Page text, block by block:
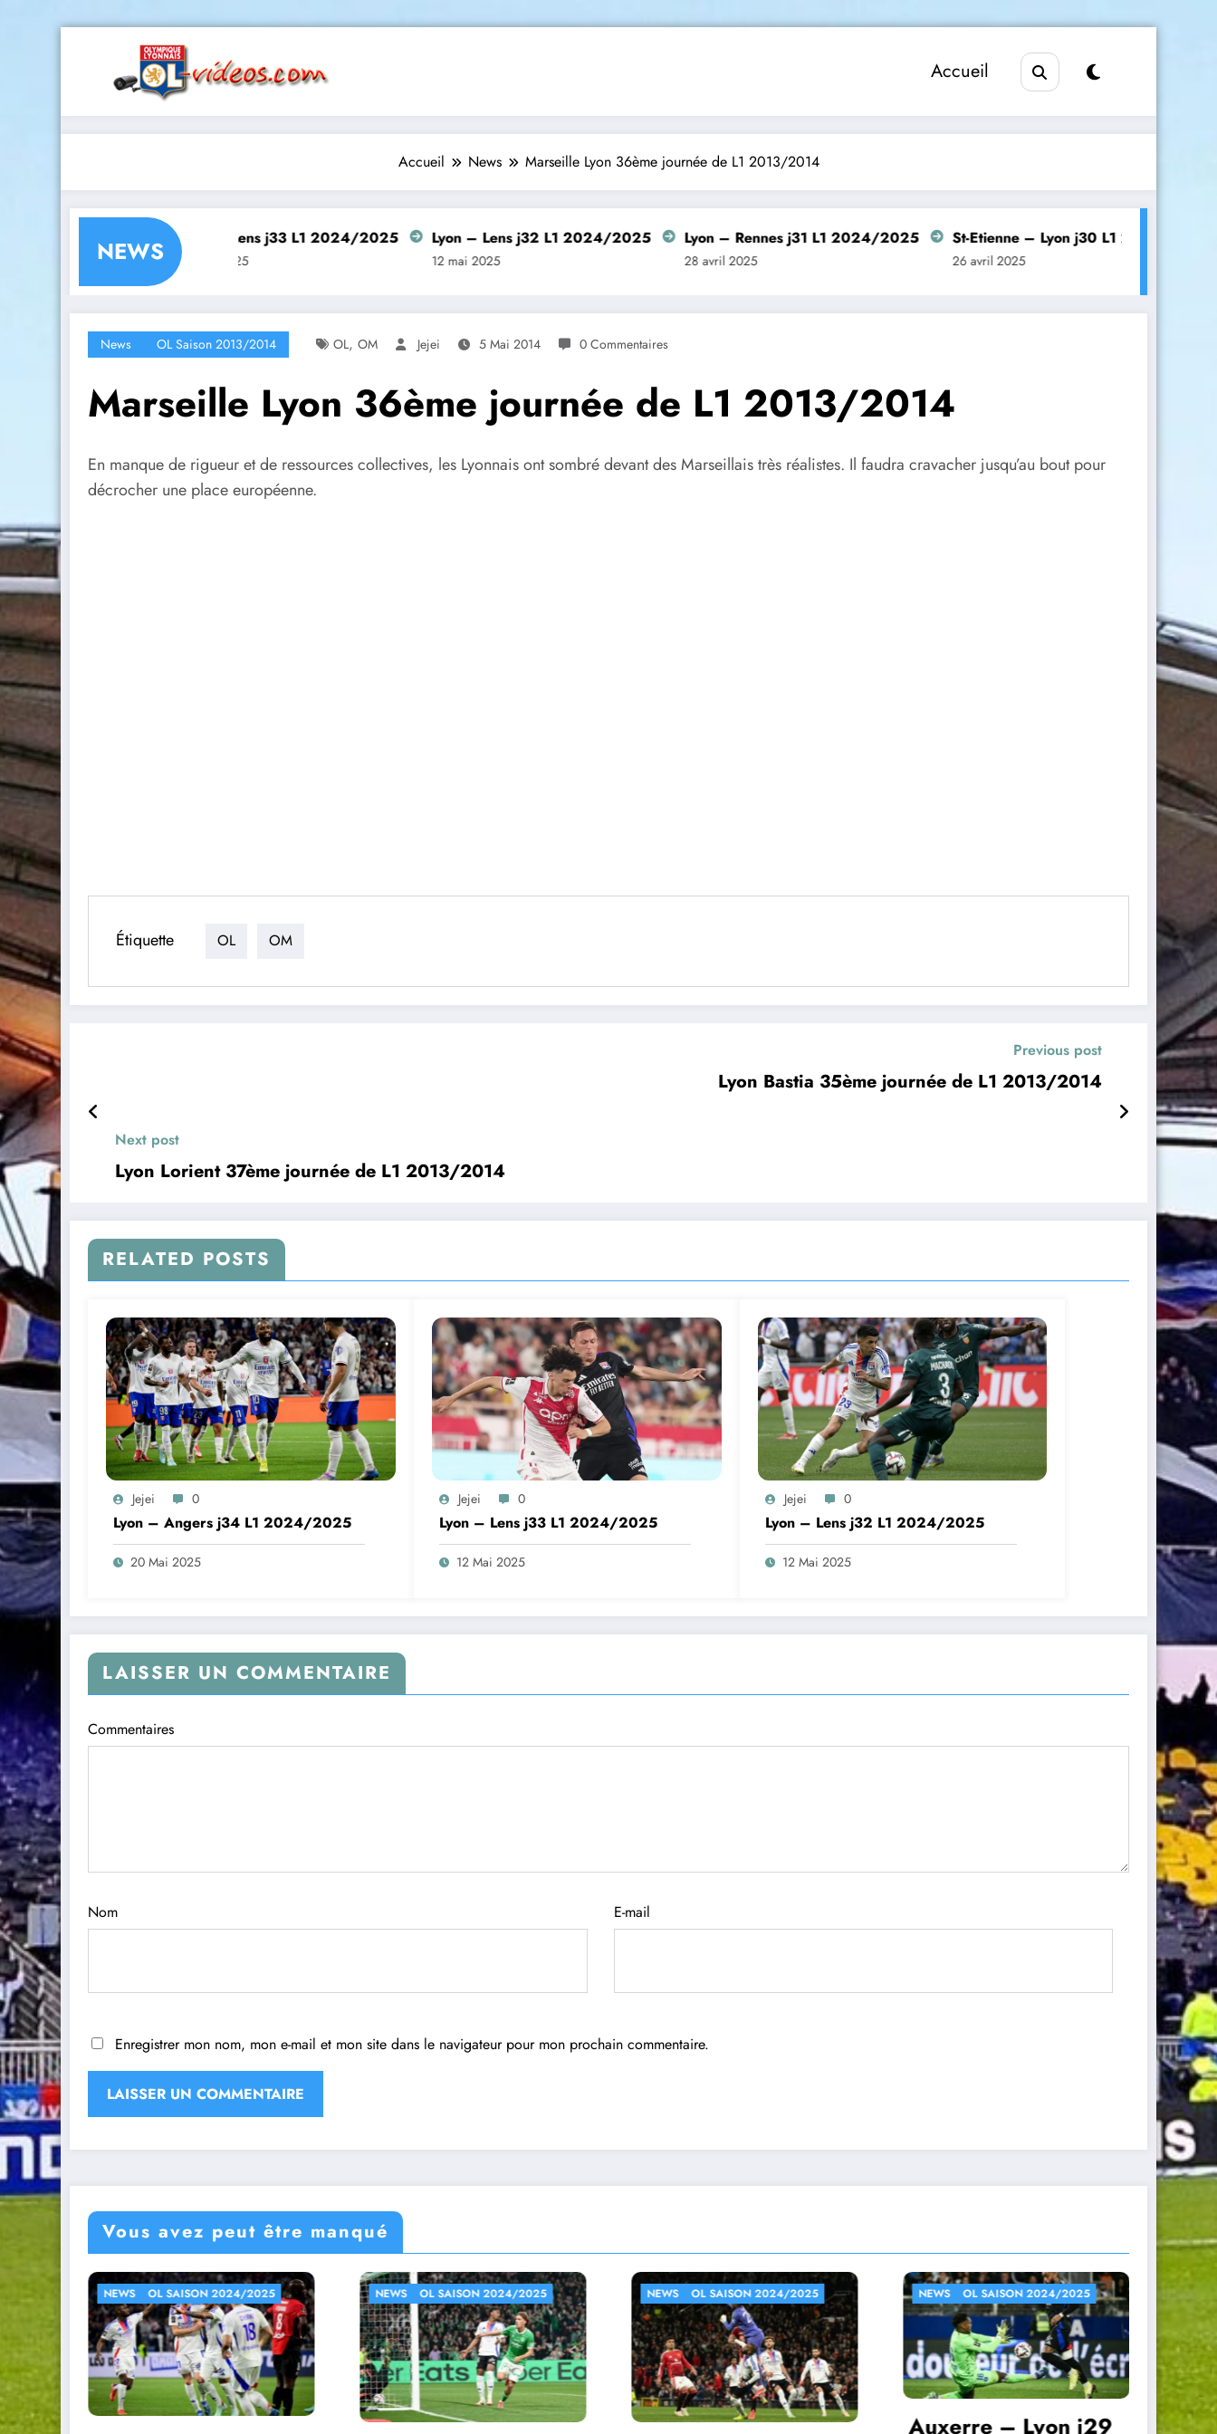
Accueil
Accueil News Marseille Lyon 36ème journée de L1 2013/2014
NEWSLyon – Lens j33 L1 2024/2025
12 mai 2025
Lyon – Lens j32 L1 2024/2025
12 mai 2025
Lyon – Rennes j31 L1 2024/2025
28 avril 2025
St-Etienne – Lyon j30 L1 2024/2025
26 avril 2025
News OL Saison 2013/2014 OL, OM Jejei 5 Mai 2014 0 Commentaires
Marseille Lyon 36ème journée de L1 2013/2014
En manque de rigueur et de ressources collectives, les Lyonnais ont sombré devant des Marseillais très réalistes. Il faudra cravacher jusqu’au bout pour
décrocher une place européenne.
Étiquette OL OM
Previous post
Lyon Bastia 35ème journée de L1 2013/2014
Next post
Lyon Lorient 37ème journée de L1 2013/2014
RELATED POSTS
Jejei 0
Lyon – Angers j34 L1 2024/2025
20 Mai 2025
Jejei 0
Lyon – Lens j33 L1 2024/2025
12 Mai 2025
Jejei 0
Lyon – Lens j32 L1 2024/2025
12 Mai 2025
LAISSER UN COMMENTAIRE
Commentaires
Nom E-mail
Enregistrer mon nom, mon e-mail et mon site dans le navigateur pour mon prochain commentaire.
Vous avez peut être manqué
NEWS OL SAISON 2024/2025 NEWS OL SAISON 2024/2025 NEWS OL SAISON 2024/2025
Auxerre – Lyon j29
NEWS OL SAISON 2024/2025